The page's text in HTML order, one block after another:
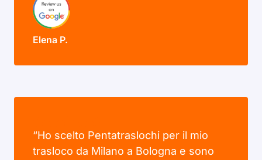
Elena P.
“Ho scelto Pentatraslochi per il mio
trasloco da Milano a Bologna e sono